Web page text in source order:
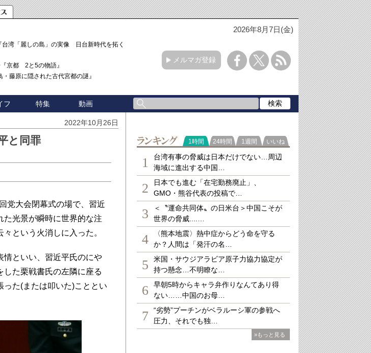
2026年8月7日(金)
湾「麗しの島」の実像 日台新時代を拓く「3
京都 2と5の物語』
藤原に隠された古代宮都の謎』
メルマガ登録
フ 特集 動画
2022年10月26日
と同罪
党大会閉幕式の場で、習近
た光景が瞬時に世界的な注
という火消しに入った。
といい、習近平氏のにや
た栗戦書氏の左隣に座る
た(または叩いた)こととい
ランキング
1時間 24時間 1週間 いいね
1
台湾有事の脅威は日本だけでない…周辺
海域に進出する中国…
2
日本でも進む「在宅勤務廃止」、
GMO・熊谷代表の投稿で…
3
＜〝運命共同体〟の日米台＞中国こそが
世界の脅威....…
4
〈熊本地震〉熱中症からどう命を守る
か？人間は「発汗の名…
5
米国・サウジアラビア原子力協力協定が
持つ懸念…不明瞭な…
6
早朝5時からキャラ弁作りなんてあり得
ない……中国のお母…
7
“劣勢”プーチンがベラルーシ軍の参戦へ
圧力、それでも独…
»もっと見る